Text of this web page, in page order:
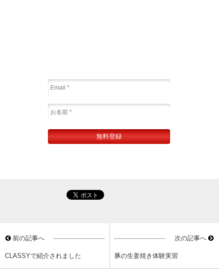
前の記事へ
CLASSYで紹介されました
次の記事へ
豚の生姜焼き体験実習